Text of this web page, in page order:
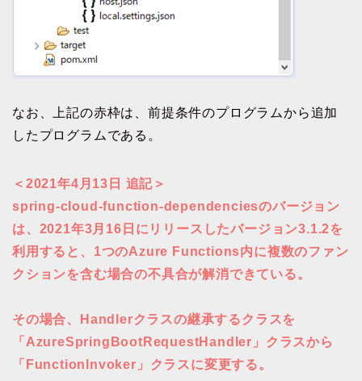
なお、上記の赤枠は、前提条件のプログラムから追加
したプログラムである。
＜2021年4月13日 追記＞
spring-cloud-function-dependenciesのバージョン
は、2021年3月16日にリリースしたバージョン3.1.2を
利用すると、1つのAzure Functions内に複数のファン
クションを含む場合の不具合が解消できている。
その場合、Handlerクラスの継承するクラスを
「AzureSpringBootRequestHandler」クラスから
「FunctionInvoker」クラスに変更する。